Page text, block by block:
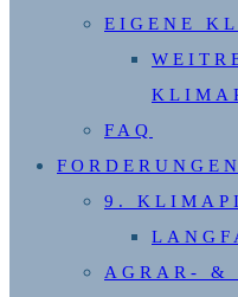
EIGENE
FAQ
FORDERUNGEN
9.
AGRAR- &